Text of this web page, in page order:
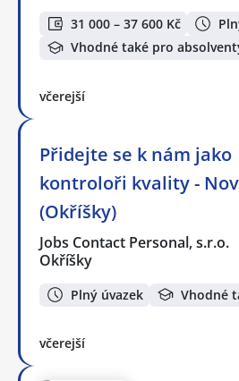
31 000 – 37 600 Kč
Vhodné také pro
včerejší
Přidejte se k nám jako
kontroloři kvality -
(Okříšky)
Jobs Contact Personal, s.r.o.
Okříšky
Plný úvazek Vhodné
včerejší